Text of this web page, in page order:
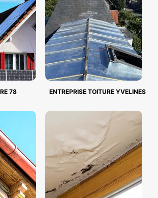
78 ENTREPRISE TOITURE YVELINES